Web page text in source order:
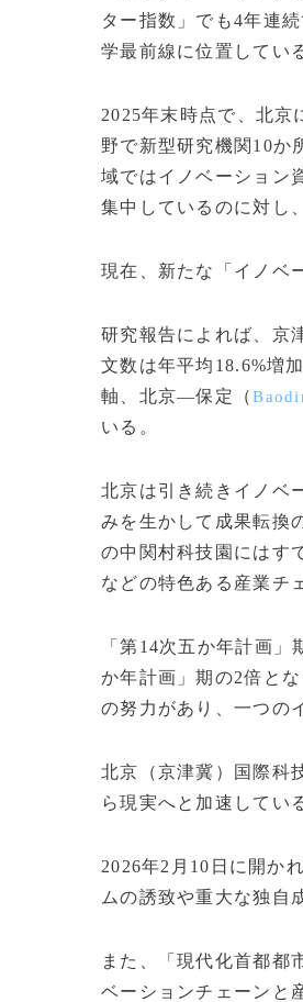
ター指数」でも4年連
学最前線に位置してい
2025年末時点で、北京
野で新型研究機関10か
域ではイノベーション
集中しているのに対し
現在、新たな「イノベ
研究報告によれば、京
文数は年平均18.6%増
軸、北京―保定（
いる。
北京は引き続きイノベ
みを生かして成果転換
の中関村科技園にはす
などの特色ある産業チ
「第14次五か年計画
か年計画」期の2倍と
の努力があり、一つの
北京（京津冀）国際科
ら現実へと加速してい
2026年2月10日に開か
ムの誘致や重大な独自
また、「現代化首都都
ベーションチェーンと